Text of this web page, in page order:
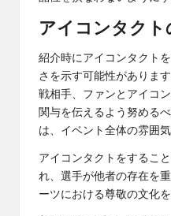
アイコンタクト
紹介時にアイコンタクト
さを示す可能性がありま
戦相手、ファンとアイコ
関与を伝えるよう努める
は、イベント全体の雰囲
アイコンタクトをするこ
れ、選手が他者の存在を
ーツにおける尊敬の文化を